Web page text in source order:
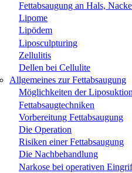
Fettabsaugung an Hals,
Lipome
Lipödem
Liposculpturing
Zellulitis
Dellen bei Cellulite
Allgemeines zur Fettabsaugung
Möglichkeiten der Liposuktion
Fettabsaugtechniken
Vorbereitung Fettabsaugung
Die Operation
Risiken einer Fettabsaugung
Die Nachbehandlung
Narkose bei operativen